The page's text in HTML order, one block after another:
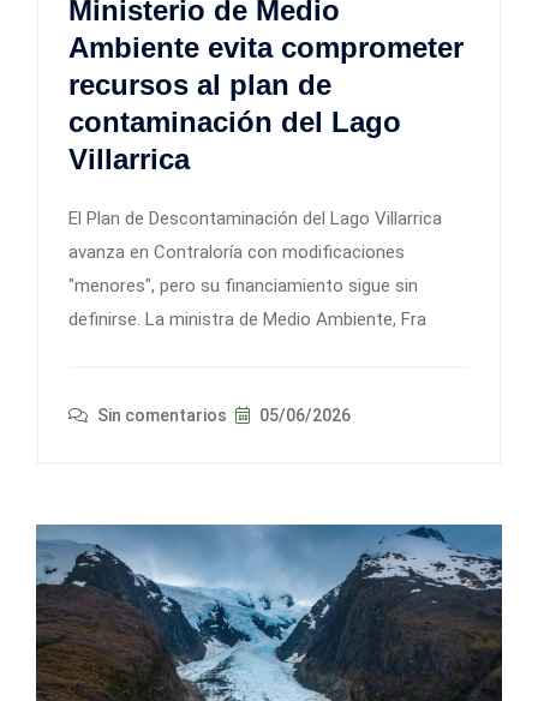
Ministerio de Medio
Ambiente evita comprometer
recursos al plan de
contaminación del Lago
Villarrica
El Plan de Descontaminación del Lago Villarrica
avanza en Contraloría con modificaciones
"menores", pero su financiamiento sigue sin
definirse. La ministra de Medio Ambiente, Fra
Sin comentarios 05/06/2026